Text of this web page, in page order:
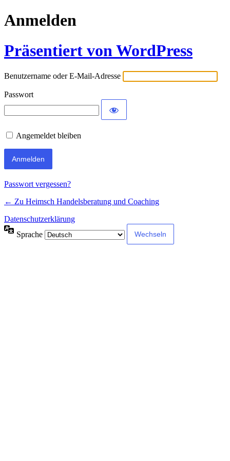
Anmelden
Präsentiert von WordPress
Benutzername oder E-Mail-Adresse
Passwort
Angemeldet bleiben
Passwort vergessen?
← Zu Heimsch Handelsberatung und Coaching
Datenschutzerklärung
Sprache